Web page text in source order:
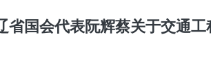
国会代表阮辉蔡关于交通